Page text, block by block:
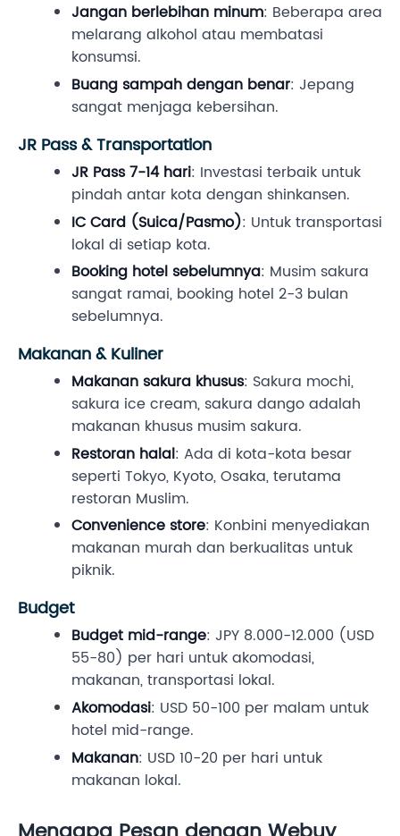
Jangan berlebihan minum: Beberapa area
melarang alkohol atau membatasi
konsumsi.
Buang sampah dengan benar: Jepang
sangat menjaga kebersihan.
JR Pass & Transportation
JR Pass 7-14 hari: Investasi terbaik untuk
pindah antar kota dengan shinkansen.
IC Card (Suica/Pasmo): Untuk transportasi
lokal di setiap kota.
Booking hotel sebelumnya: Musim sakura
sangat ramai, booking hotel 2-3 bulan
sebelumnya.
Makanan & Kuliner
Makanan sakura khusus: Sakura mochi,
sakura ice cream, sakura dango adalah
makanan khusus musim sakura.
Restoran halal: Ada di kota-kota besar
seperti Tokyo, Kyoto, Osaka, terutama
restoran Muslim.
Convenience store: Konbini menyediakan
makanan murah dan berkualitas untuk
piknik.
Budget
Budget mid-range: JPY 8.000-12.000 (USD
55-80) per hari untuk akomodasi,
makanan, transportasi lokal.
Akomodasi: USD 50-100 per malam untuk
hotel mid-range.
Makanan: USD 10-20 per hari untuk
makanan lokal.